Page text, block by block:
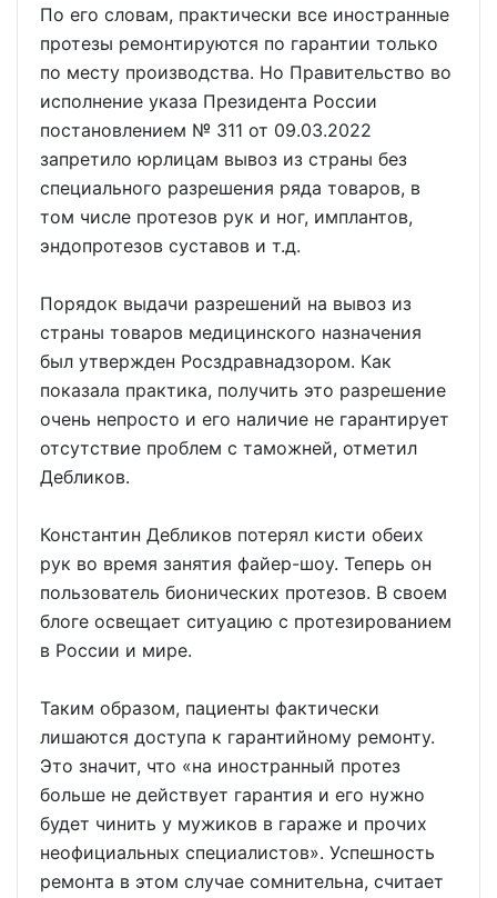
По его словам, практически все иностранные
протезы ремонтируются по гарантии только
по месту производства. Но Правительство во
исполнение указа Президента России
постановлением № 311 от 09.03.2022
запретило юрлицам вывоз из страны без
специального разрешения ряда товаров, в
том числе протезов рук и ног, имплантов,
эндопротезов суставов и т.д.
Порядок выдачи разрешений на вывоз из
страны товаров медицинского назначения
был утвержден Росздравнадзором. Как
показала практика, получить это разрешение
очень непросто и его наличие не гарантирует
отсутствие проблем с таможней, отметил
Дебликов.
Константин Дебликов потерял кисти обеих
рук во время занятия файер-шоу. Теперь он
пользователь бионических протезов. В своем
блоге освещает ситуацию с протезированием
в России и мире.
Таким образом, пациенты фактически
лишаются доступа к гарантийному ремонту.
Это значит, что «на иностранный протез
больше не действует гарантия и его нужно
будет чинить у мужиков в гараже и прочих
неофициальных специалистов». Успешность
ремонта в этом случае сомнительна, считает